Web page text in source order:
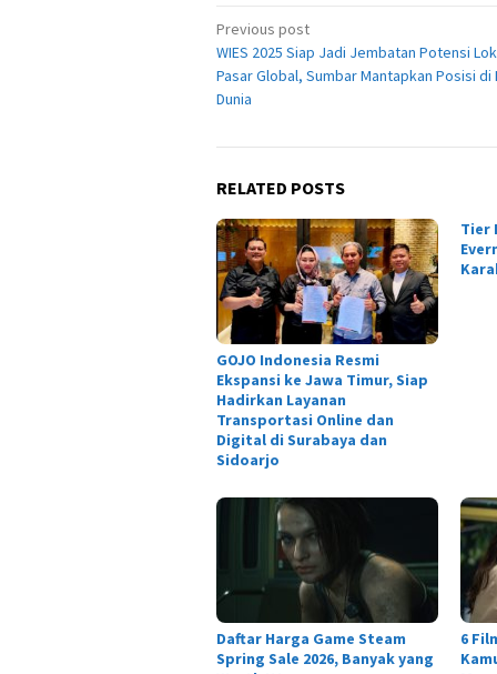
Post
navigation
Previous post
WIES 2025 Siap Jadi Jembatan Potensi
Pasar Global, Sumbar Mantapkan Posisi di
Dunia
RELATED POSTS
GOJO Indonesia Resmi
Ekspansi ke Jawa Timur, Siap
Hadirkan Layanan
Transportasi Online dan
Digital di Surabaya dan
Sidoarjo
Tier
Daftar Harga Game Steam
Spring Sale 2026, Banyak yang
6